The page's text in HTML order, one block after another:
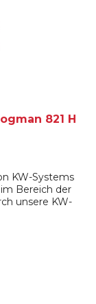
821 H
KW-Systems
Bereich der
unsere KW-